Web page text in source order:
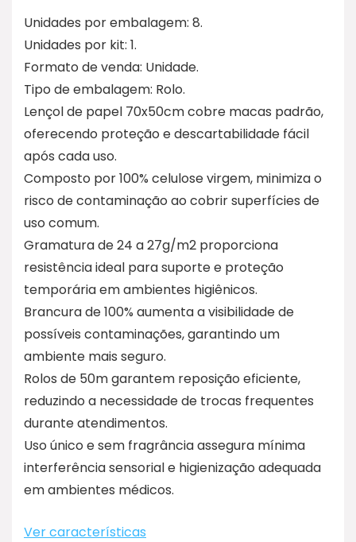
Unidades por embalagem: 8.
Unidades por kit: 1.
Formato de venda: Unidade.
Tipo de embalagem: Rolo.
Lençol de papel 70x50cm cobre macas padrão,
oferecendo proteção e descartabilidade fácil
após cada uso.
Composto por 100% celulose virgem, minimiza o
risco de contaminação ao cobrir superfícies de
uso comum.
Gramatura de 24 a 27g/m2 proporciona
resistência ideal para suporte e proteção
temporária em ambientes higiênicos.
Brancura de 100% aumenta a visibilidade de
possíveis contaminações, garantindo um
ambiente mais seguro.
Rolos de 50m garantem reposição eficiente,
reduzindo a necessidade de trocas frequentes
durante atendimentos.
Uso único e sem fragrância assegura mínima
interferência sensorial e higienização adequada
em ambientes médicos.
Ver características